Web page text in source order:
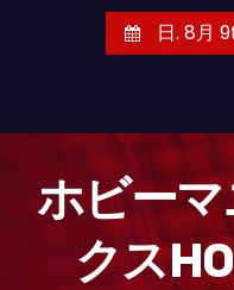
日. 8月
ホビー
クス